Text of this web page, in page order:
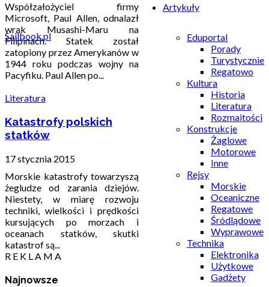
Sailbook.pl
Artykuły
Eduportal
Porady
Turystycznie
Regatowo
Kultura
Historia
Literatura
Rozmaitości
Konstrukcje
Żaglowe
Motorowe
Inne
Rejsy
Morskie
Oceaniczne
Regatowe
Śródlądowe
Wyprawowe
Technika
Elektronika
Użytkowe
Gadżety
Współzałożyciel firmy
Microsoft, Paul Allen, odnalazł
wrak Musashi-Maru na
Filipinach. Statek został
zatopiony przez Amerykanów w
1944 roku podczas wojny na
Pacyfiku. Paul Allen po...
Literatura
Katastrofy polskich
statków
17 stycznia 2015
Morskie katastrofy towarzyszą
żegludze od zarania dziejów.
Niestety, w miarę rozwoju
techniki, wielkości i prędkości
kursujących po morzach i
oceanach statków, skutki
katastrof są...
R E K L A M A
Najnowsze